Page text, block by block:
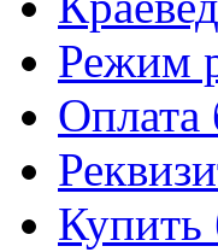
Режим
Оплата
Купить